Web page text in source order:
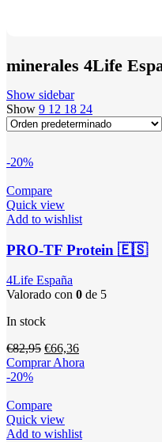
minerales 4Life
Show sidebar
Show 9 12 18 24
-20%
Compare
Quick view
Add to wishlist
PRO-TF Protein 🇪🇸
4Life España
Valorado con 0 de 5
In stock
€82,95 El
precio
€82,95.
€66,36El
precio
Comprar Ahora
-20%
Compare
Quick view
Add to wishlist